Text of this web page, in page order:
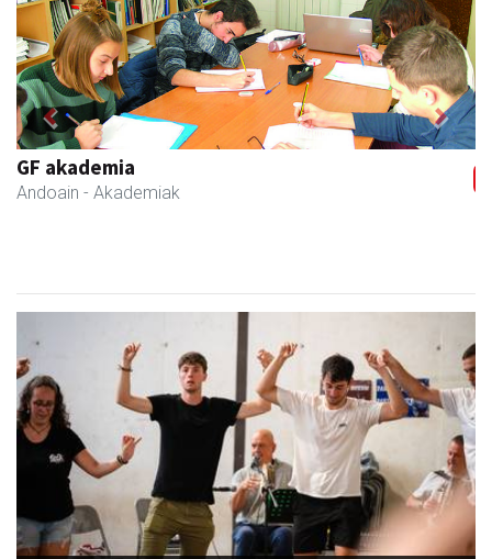
GF akademia
Andoain - Akademiak
Previous Next